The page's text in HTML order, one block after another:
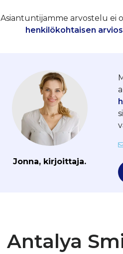
Asiantuntijamme arvostelu ei
henkilökohtaisen
Jonna, kirjoittaja.
Antalya